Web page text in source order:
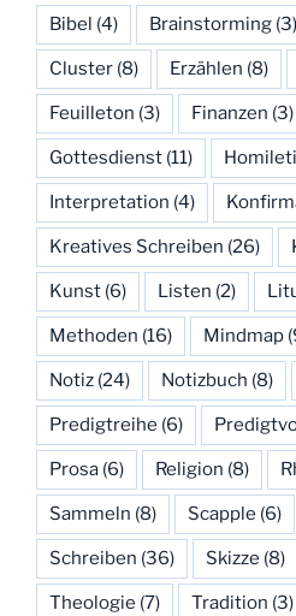
Bibel (4) Brainstorming (3)
Cluster (8) Erzählen (8)
Feuilleton (3) Finanzen (3)
Gottesdienst (11)
Interpretation (4)
Kreatives Schreiben (26)
Kunst (6) Listen (2)
Methoden (16) Mindmap
Notiz (24) Notizbuch (8)
Predigtreihe (6)
Prosa (6) Religion (8)
Sammeln (8) Scapple (6)
Schreiben (36) Skizze (8)
Theologie (7) Tradition (3)